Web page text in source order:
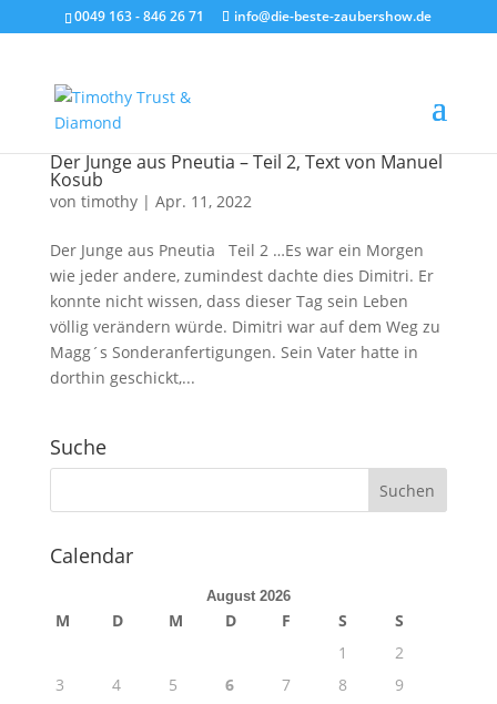
0049 163 - 846 26 71 info@die-beste-zaubershow.de
Der Junge aus Pneutia – Teil 2, Text von Manuel
Kosub
von timothy| Apr. 11, 2022
Der Junge aus Pneutia Teil 2 …Es war ein Morgen
wie jeder andere, zumindest dachte dies Dimitri. Er
konnte nicht wissen, dass dieser Tag sein Leben
völlig verändern würde. Dimitri war auf dem Weg zu
Magg´s Sonderanfertigungen. Sein Vater hatte in
dorthin geschickt,...
Suche
Calendar
August 2026
M D M D F S
S
1
2
3
4 5 6 7 8
9